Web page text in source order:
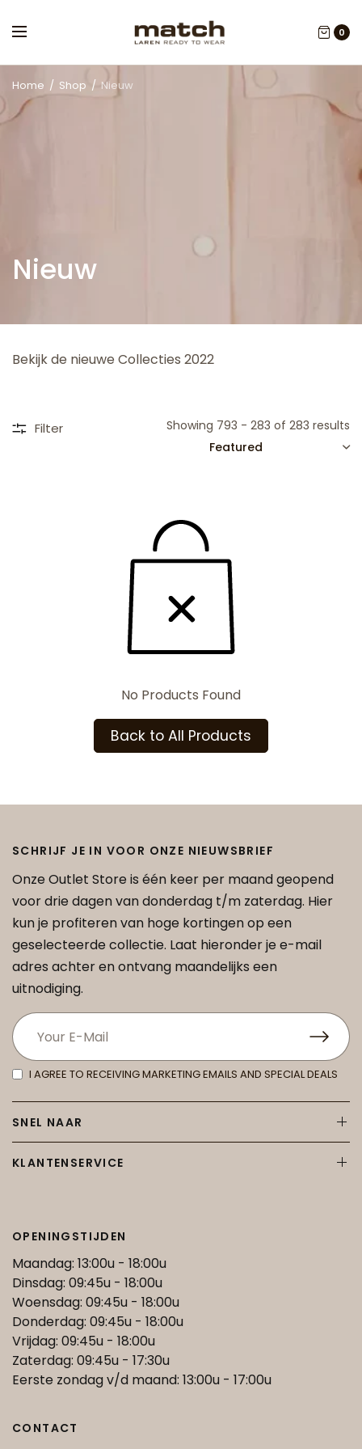
0
Home / Shop / Nieuw
Nieuw
Bekijk de nieuwe Collecties 2022
Filter Showing 793 - 283 of 283 results
SORT
No Products Found
Back to All Products
SCHRIJF JE IN VOOR ONZE NIEUWSBRIEF
Onze Outlet Store is één keer per maand geopend
voor drie dagen van donderdag t/m zaterdag. Hier
kun je profiteren van hoge kortingen op een
geselecteerde collectie. Laat hieronder je e-mail
adres achter en ontvang maandelijks een
uitnodiging.
I AGREE TO RECEIVING MARKETING EMAILS AND SPECIAL DEALS
SNEL NAAR
KLANTENSERVICE
OPENINGSTIJDEN
Maandag: 13:00u - 18:00u
Dinsdag: 09:45u - 18:00u
Woensdag: 09:45u - 18:00u
Donderdag: 09:45u - 18:00u
Vrijdag: 09:45u - 18:00u
Zaterdag: 09:45u - 17:30u
Eerste zondag v/d maand: 13:00u - 17:00u
CONTACT